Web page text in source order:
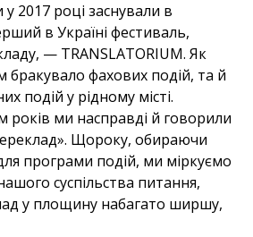
2017 році заснували в
в Україні фестиваль,
— TRANSLATORIUM. Як
бракувало фахових подій, та й
подій у рідному місті.
років ми насправді й говорили
Щороку, обираючи
програми подій, ми міркуємо
суспільства питання,
у площину набагато ширшу,